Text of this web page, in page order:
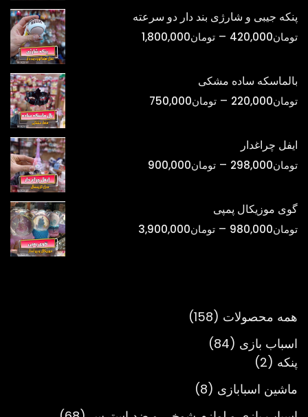
پنکه جیبی و شارژی بند دار دو سرعته
تومان420,000
– تومان1,800,000محدوده
تومان420,000
بالماسکه ساده مشکی
تومان220,000
– تومان750,000
تومان750,000
ایفل چراغدار
تومان298,000
– تومان900,000
تومان900,000
گوی موزیکال پمپی
تومان980,000
– تومان3,900,000
همه محصولات
158
158
اسباب بازی 84
84
پنکه 2
2
محصول
ماشین اسبابازی 8
8